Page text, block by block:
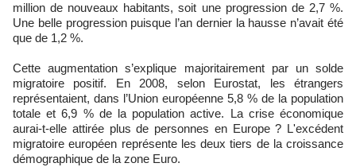
million de nouveaux habitants, soit une progression de 2,7 %.
Une belle progression puisque l’an dernier la hausse n’avait été
que de 1,2 %.
Cette augmentation s’explique majoritairement par un solde
migratoire positif. En 2008, selon Eurostat, les étrangers
représentaient, dans l’Union européenne 5,8 % de la population
totale et 6,9 % de la population active. La crise économique
aurai-t-elle attirée plus de personnes en Europe ? L'excédent
migratoire européen représente les deux tiers de la croissance
démographique de la zone Euro.